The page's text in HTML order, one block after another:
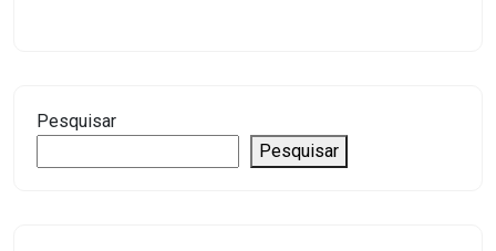
Pesquisar
Pesquisar